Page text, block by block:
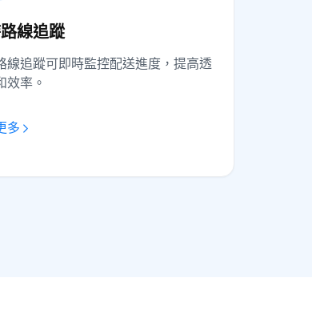
線追蹤
線追蹤可即時監控配送進度，提高透
效率。
多